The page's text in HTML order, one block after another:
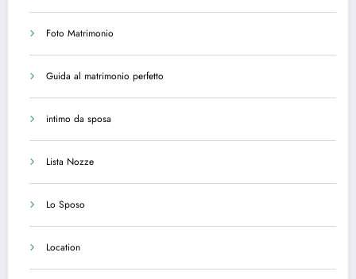
Foto Matrimonio
Guida al matrimonio perfetto
intimo da sposa
Lista Nozze
Lo Sposo
Location